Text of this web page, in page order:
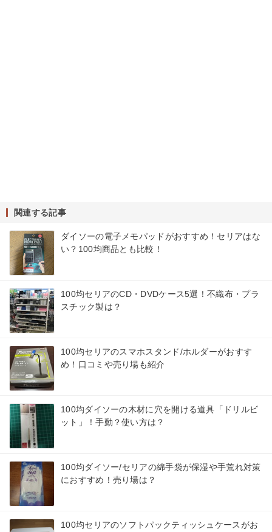
関連する記事
ダイソーの電子メモパッドがおすすめ！セリアはな
い？100均商品とも比較！
100均セリアのCD・DVDケース5選！不織布・プラ
スチック製は？
100均セリアのスマホスタンド/ホルダーがおすす
め！口コミや売り場も紹介
100均ダイソーの木材に穴を開ける道具「ドリルビ
ット」！手動？使い方は？
100均ダイソー/セリアの綿手袋が保湿や手荒れ対策
におすすめ！売り場は？
100均セリアのソフトパックティッシュケースがお